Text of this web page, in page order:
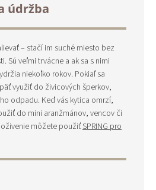
údržba
– stačí im suché miesto bez
Sú veľmi trvácne a ak sa s nimi
niekoľko rokov. Pokiaľ sa
využiť do živicových šperkov,
odpadu. Keď vás kytica omrzí,
do mini aranžmánov, vencov či
môžete použiťSPRING pro